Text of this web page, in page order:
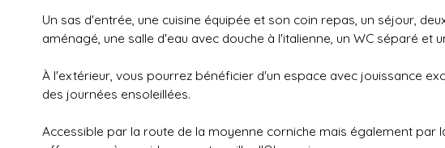
Un sas d'entrée, une cuisine équipée et son coin repas, un séjour,
aménagé, une salle d'eau avec douche à l'italienne, un WC séparé et
À l'extérieur, vous pourrez bénéficier d'un espace avec jouissance
des journées ensoleillées.
Accessible par la route de la moyenne corniche mais également par